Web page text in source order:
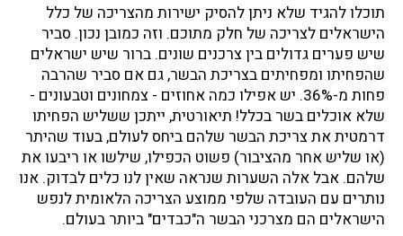
תוכלו להגיד שלא ניתן להסיק ישירות מהצריכה של כלל
הישראלים לצריכה של חלק מתוכם. וזה כמובן נכון. סביר
שיש פערים גדולים בין צרכנים שונים. ברור שיש ישראלים
שהפחיתו ומפחיתים בצריכת הבשר, גם אם סביר שהרבה
פחות מ-36%. יש אפילו כמה אחוזים - צמחונים וטבעונים -
שלא אוכלים בשר בכלל! תיאורטית, ייתכן ששליש הפחיתו
דרמטית את צריכת הבשר שלהם ביחס לעולם, בעוד שהיתר
(או שליש אחר מהציבור) פשוט הכפילו, שילשו או ריבעו את
שלהם. אבל אלה השערות שנראה שאין לנו כלים לבדוק. אנו
נותרים עם העובדה שלפי ממוצע הצריכה הלאומית לנפש
הישראלים הם מצרכני הבשר ה"כבדים" ביותר בעולם.